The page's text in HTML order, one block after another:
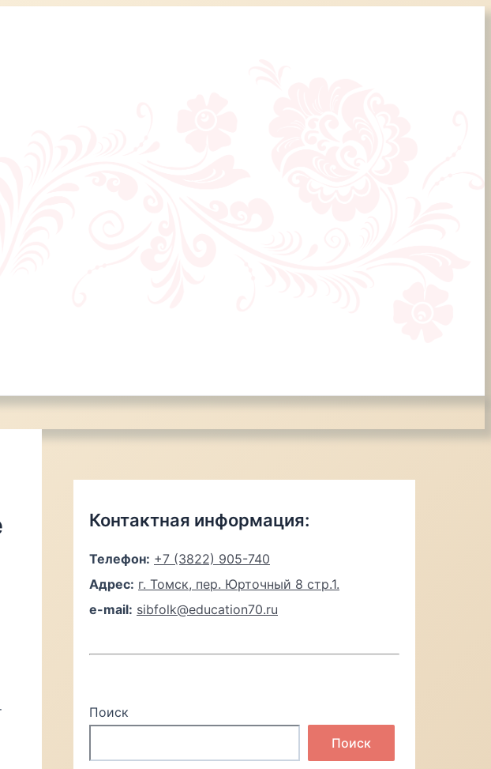
Контактная информация:
Телефон: +7 (3822) 905-740
Адрес: г. Томск, пер. Юрточный 8 стр.1.
e-mail: sibfolk@education70.ru
Поиск
Поиск